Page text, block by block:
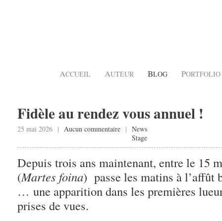
ACCUEIL AUTEUR BLOG PORTFOLIO
Fidèle au rendez vous annuel !
25 mai 2026 | Aucun commentaire | News
Stage
Depuis trois ans maintenant, entre le 15
(Martes foina) passe les matins à l’affût
… une apparition dans les premières
prises de vues.